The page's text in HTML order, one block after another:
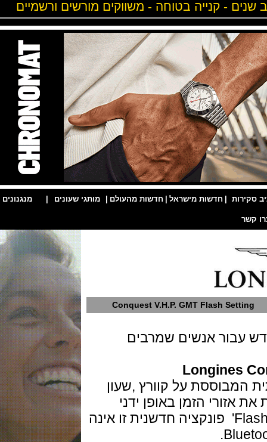
- קנייה בטוחה - משווקים מורשים ורשמיים
| חדשות מישראל | חדשות מהעולם | מותגי שעונים | מנגנונים |
Conquest V.H.P. GMT Flash
אנשים שמרבים
על קוורץ ,שעון
הזמן באופן ידני
מסורתי או בעזרת שימוש ב 'Flash Setting' פונקציה חדשנית זו אינה